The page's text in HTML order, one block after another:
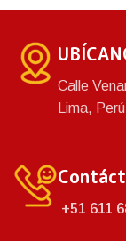
Calle
Lima, Perú
+51 611